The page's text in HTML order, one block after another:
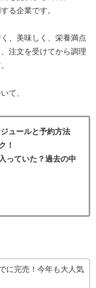
る企業です。
、美味しく、栄養満点
注文を受けてから調理
て、
ュールと予約方法
！
っていた？過去の中
に完売！今年も大人気